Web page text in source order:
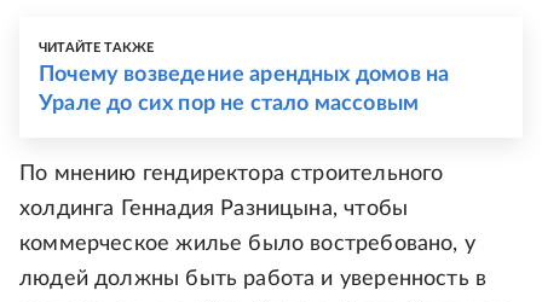
ЧИТАЙТЕ ТАКЖЕ
Почему возведение арендных домов на
Урале до сих пор не стало массовым
По мнению гендиректора строительного
холдинга Геннадия Разницына, чтобы
коммерческое жилье было востребовано, у
людей должны быть работа и уверенность в